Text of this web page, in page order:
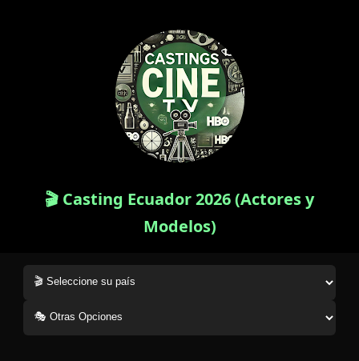
🎬 Casting Ecuador 2026 (Actores y
Modelos)